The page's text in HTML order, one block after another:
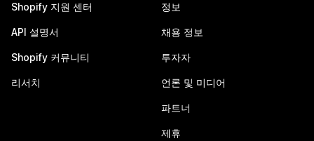
Shopify 지원 센터
API 설명서
Shopify 커뮤니티
리서치
정보
채용 정보
투자자
언론 및 미디어
파트너
제휴